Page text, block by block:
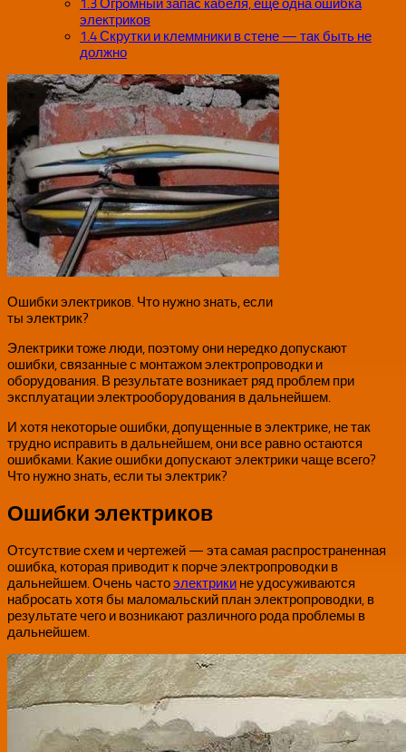
1.3Огромный запас кабеля, еще одна ошибка
электриков
1.4Скрутки и клеммники в стене — так быть не
должно
Ошибки электриков. Что нужно знать, если
ты электрик?
Электрики тоже люди, поэтому они нередко допускают
ошибки, связанные с монтажом электропроводки и
оборудования. В результате возникает ряд проблем при
эксплуатации электрооборудования в дальнейшем.
И хотя некоторые ошибки, допущенные в электрике, не так
трудно исправить в дальнейшем, они все равно остаются
ошибками. Какие ошибки допускают электрики чаще всего?
Что нужно знать, если ты электрик?
Ошибки электриков
Отсутствие схем и чертежей — эта самая распространенная
ошибка, которая приводит к порче электропроводки в
дальнейшем. Очень частоэлектрики не удосуживаются
набросать хотя бы маломальский план электропроводки, в
результате чего и возникают различного рода проблемы в
дальнейшем.